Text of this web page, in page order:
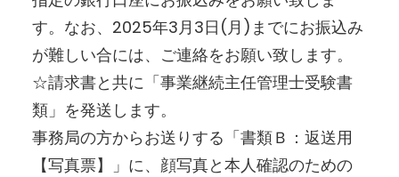
す。なお、2025年3月3日(月)までにお振込み
が難しい合には、ご連絡をお願い致します。
☆請求書と共に「事業継続主任管理士受験書
類」を発送します。
事務局の方からお送りする「書類Ｂ：返送用
【写真票】」に、顔写真と本人確認のための